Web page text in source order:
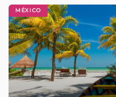
MÉXICO